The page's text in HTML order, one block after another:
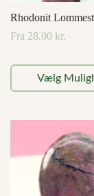
Rhodonit
Fra 28,00 kr.
Vælg
Mulighederne
vælges